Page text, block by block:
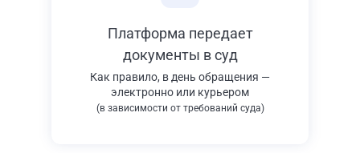
Платформа передает
документы в суд
Как правило, в день обращения —
электронно или курьером
(в зависимости от требований суда)